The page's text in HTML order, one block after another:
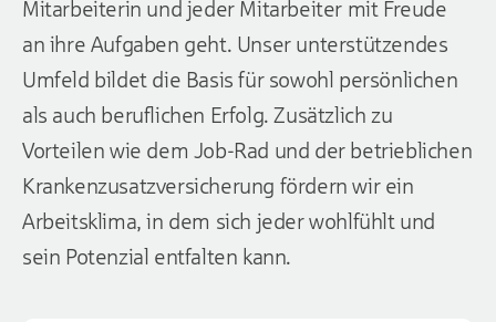
Mitarbeiterin und jeder Mitarbeiter mit Freude
an ihre Aufgaben geht. Unser unterstützendes
Umfeld bildet die Basis für sowohl persönlichen
als auch beruflichen Erfolg. Zusätzlich zu
Vorteilen wie dem Job-Rad und der betrieblichen
Krankenzusatzversicherung fördern wir ein
Arbeitsklima, in dem sich jeder wohlfühlt und
sein Potenzial entfalten kann.